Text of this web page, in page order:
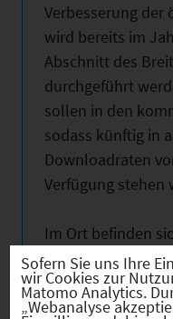
Verbesserung
wird bereits im
Abschnitt des
durchgeführt
sollen in den
sodass künftig in
Downloadraten
Verfügung stehen
Im Ort befinden
der
erstreckt sich
Sofern Sie uns Ihre
wir Cookies zur
Matomo Analytics.
„Webanalyse